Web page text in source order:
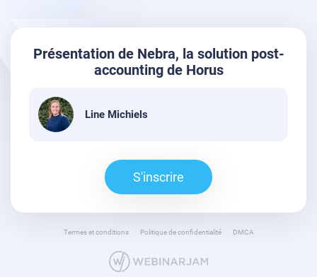
Présentation de Nebra, la solution post-
accounting de Horus
Line Michiels
S'inscrire
Termes et conditions Politique de confidentialité DMCA